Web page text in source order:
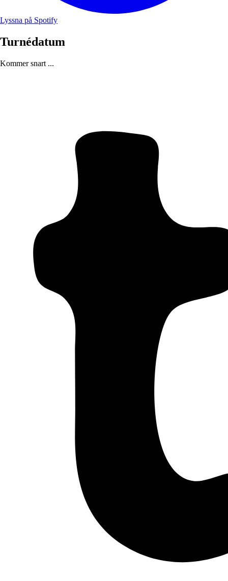
Lyssna på Spotify
Turnédatum
Kommer snart ...